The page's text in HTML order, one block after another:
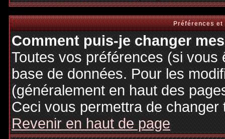
Préférences
Comment puis-je changer
Toutes vos préférences (si
base de données. Pour les
(généralement en haut des
Ceci vous permettra de
Revenir en haut de page